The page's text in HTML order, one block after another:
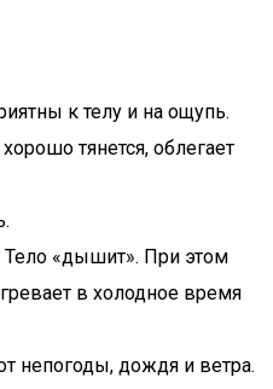
к телу и на ощупь.
тянется, облегает
Тело «дышит». При этом
в холодное время
непогоды, дождя и ветра.